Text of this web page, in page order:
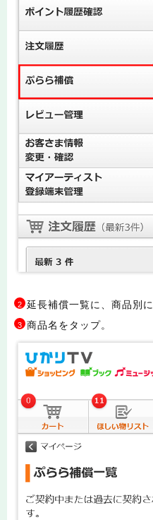
2 延長補償一覧に、商品別
3 商品名をタップ。